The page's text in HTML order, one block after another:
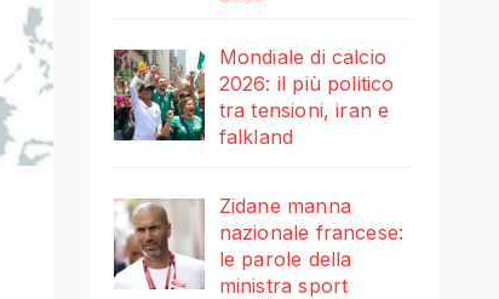
Mondiale di calcio
2026: il più politico
tra tensioni, iran e
falkland
Zidane manna
nazionale francese:
le parole della
ministra sport